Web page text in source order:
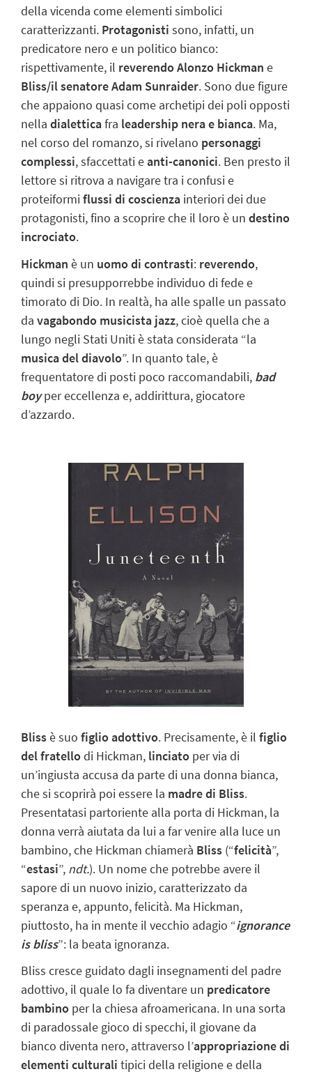
della vicenda come elementi simbolici
caratterizzanti. Protagonisti sono, infatti, un
predicatore nero e un politico bianco:
rispettivamente, il reverendo Alonzo Hickman e
Bliss/il senatore Adam Sunraider. Sono due figure
che appaiono quasi come archetipi dei poli opposti
nella dialetticafra leadership nera e bianca. Ma,
nel corso del romanzo, si rivelano personaggi
complessi, sfaccettati eanti-canonici. Ben presto il
lettore si ritrova a navigare tra i confusi e
proteiformiflussi di coscienza interiori dei due
protagonisti, fino a scoprire che il loro è un destino
incrociato.
Hickman è un uomo di contrasti: reverendo,
quindi si presupporrebbe individuo di fede e
timorato di Dio. In realtà, ha alle spalle un passato
da vagabondo musicista jazz, cioè quella che a
lungo negli Stati Uniti è stata considerata “la
musica del diavolo”. In quanto tale, è
frequentatore di posti poco raccomandabili, bad
boyper eccellenza e, addirittura, giocatore
d’azzardo.
Blissè suo figlio adottivo. Precisamente, è il figlio
del fratellodi Hickman, linciato per via di
un’ingiusta accusa da parte di una donna bianca,
che si scoprirà poi essere la madre di Bliss.
Presentatasi partoriente alla porta di Hickman, la
donna verrà aiutata da lui a far venire alla luce un
bambino, che Hickman chiamerà Bliss (“felicità”,
“estasi”, ndt.). Un nome che potrebbe avere il
sapore di un nuovo inizio, caratterizzato da
speranza e, appunto, felicità. Ma Hickman,
piuttosto, ha in mente il vecchio adagio “ignorance
is bliss”: la beata ignoranza.
Bliss cresce guidato dagli insegnamenti del padre
adottivo, il quale lo fa diventare un predicatore
bambino per la chiesa afroamericana. In una sorta
di paradossale gioco di specchi, il giovane da
bianco diventa nero, attraverso l’appropriazione di
elementi culturali tipici della religione e della